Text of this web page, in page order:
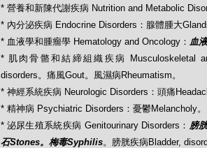
* 營養和新陳代謝疾病 Nutrition and Metabolic
* 內分泌疾病 Endocrine Disorders：腺體腫大
* 血液學和腫瘤學 Hematology and Oncology： 血
* 肌肉骨骼和結締組織疾病 Musculoskeletal
disorders。痛風Gout。風濕病Rheumatism。
* 神經系統疾病 Neurologic Disorders：頭痛
* 精神病 Psychiatric Disorders：憂鬱Melancholy。
* 泌尿生殖系統疾病 Genitourinary Disorders： 膀
石Stones。梅毒Syphilis。膀胱疾病Bladder,